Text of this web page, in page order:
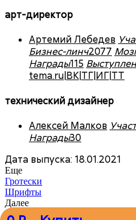
арт-директор
Артемий Лебедев
Бизнес-линч2077
Награды115
tema.ru ВК ТГ ИГ ТТ
технический дизайнер
Алексей Малков
Награды30
Дата выпуска: 18.01.2021
Еще
Гротески
Шрифты
Далее
«Свитшотус» с высоким